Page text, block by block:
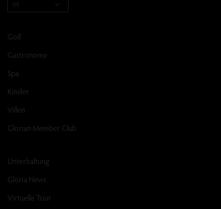
DE
Golf
Gastronomy
Spa
Kinder
Villen
Glorian Member Club
Unterhaltung
Gloria News
Virtuelle Tour